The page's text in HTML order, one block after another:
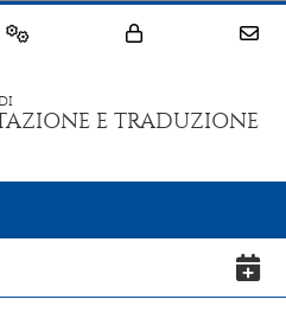
E TRADUZIONE